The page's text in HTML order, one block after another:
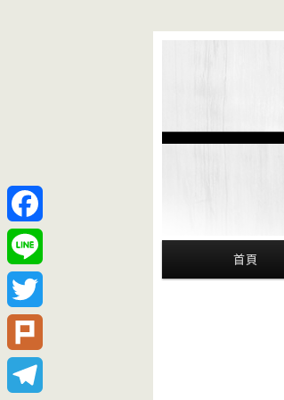
Main Menu
首頁
Facebook
Line
Twitter
Plurk